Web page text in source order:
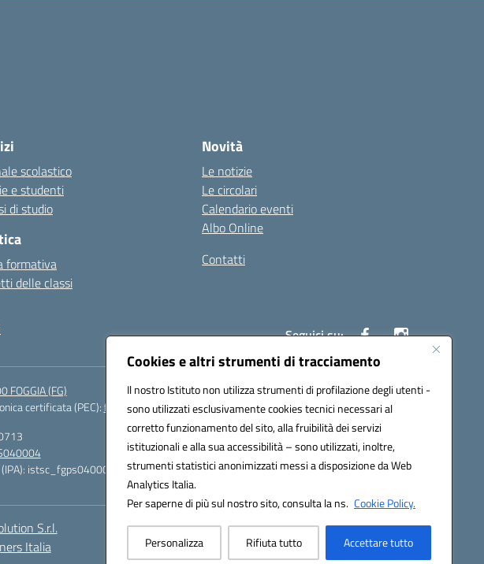
Cookies e altri strumenti di tracciamento
Il nostro Istituto non utilizza strumenti di profilazione degli utenti -
sono utilizzati esclusivamente cookies tecnici necessari al
corretto funzionamento del sito, alla fruibilità dei servizi
istituzionali e alla sua accessibilità – sono utilizzati, inoltre,
strumenti statistici anonimizzati messi a disposizione da Web
Analytics Italia.
Per saperne di più sul nostro sito, consulta la ns. Cookie Policy.
Personalizza Rifiuta tutto Accettare tutto
scolastico
e studenti
di studio
formativa
delle classi
Novità
Le notizie
Le circolari
Calendario eventi
Albo Online
Contatti
Seguici su:
FOGGIA (FG)
certificata (PEC):fgps040004@pec.istruzione.it
istsc_fgps040004
S.r.l.
Italia